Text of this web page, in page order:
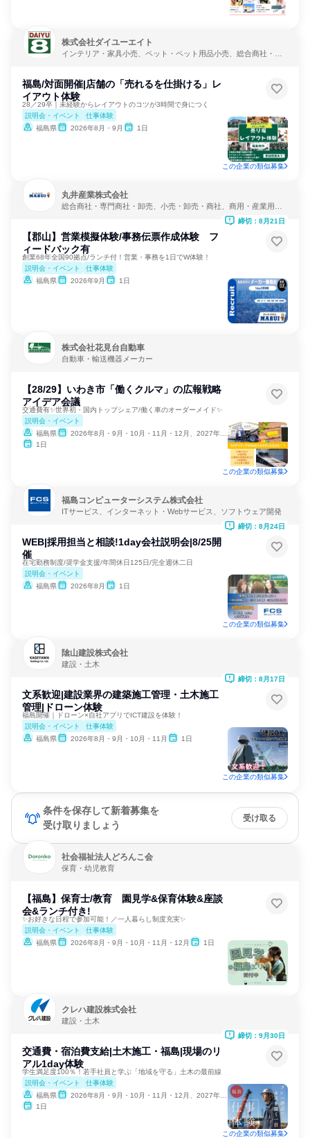
株式会社ダイユーエイト
インテリア・家具小売、ペット・ペット用品小売、総合商社・専
福島/対面開催|店舗の「売れるを仕掛ける」レ
イアウト体験
28／29卒｜未経験からレイアウトのコツが3時間で身につく
説明会・イベント
仕事体験
福島県
2026年8月・9月 1日
この企業の類似募集
丸井産業株式会社
総合商社・専門商社・卸売、小売・卸売・商社、商用・産業用機
【郡山】営業模擬体験/事務伝票作成体験 フ
ィードバック有
創業68年全国90拠点/ランチ付！営業・事務を1日でW体験！
説明会・イベント
仕事体験
福島県
2026年9月 1日
締切：8月21日
株式会社花見台自動車
自動車・輸送機器メーカー
【28/29】いわき市「働くクルマ」の広報戦略
アイデア会議
交通費有✨世界初・国内トップシェア/働く車のオーダーメイド✨
説明会・イベント
福島県
2026年8月・9月・10月・11月・12月、2027年1月
1日
この企業の類似募集
福島コンピューターシステム株式会社
ITサービス、インターネット・Webサービス、ソフトウェア開発
WEB|採用担当と相談!1day会社説明会|8/25開
催
在宅勤務制度/奨学金支援/年間休日125日/完全週休二日
説明会・イベント
福島県
2026年8月 1日
締切：8月24日
この企業の類似募集
隂山建設株式会社
建設・土木
文系歓迎|建設業界の建築施工管理・土木施工
管理|ドローン体験
福島開催｜ドローン×自社アプリでICT建設を体験！
説明会・イベント
仕事体験
福島県
2026年8月・9月・10月・11月 1日
締切：8月17日
この企業の類似募集
条件を保存して新着募集を
受け取りましょう
受け取る
社会福祉法人どろんこ会
保育・幼児教育
【福島】保育士/教育 園見学&保育体験&座談
会&ランチ付き!
✨お好きな日程で参加可能！／一人暮らし制度充実✨
説明会・イベント
仕事体験
福島県
2026年8月・9月・10月・11月・12月 1日
クレハ建設株式会社
建設・土木
交通費・宿泊費支給|土木施工・福島|現場のリ
アル1day体験
学生満足度100％！若手社員と学ぶ「地域を守る」土木の最前線
説明会・イベント
仕事体験
福島県
2026年8月・9月・10月・11月・12月、2027年1月・2月
1日
締切：9月30日
この企業の類似募集